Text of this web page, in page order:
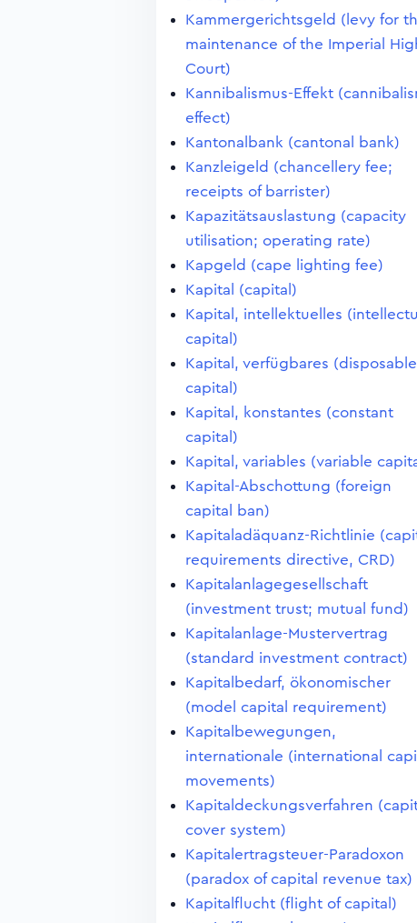
Kammergerichtsgeld (levy for
maintenance of the Imperial
Court)
Kannibalismus-Effekt
effect)
Kantonalbank (cantonal bank)
Kanzleigeld (chancellery fee;
receipts of barrister)
Kapazitätsauslastung (capacity
utilisation; operating rate)
Kapgeld (cape lighting fee)
Kapital (capital)
Kapital, intellektuelles
capital)
Kapital, verfügbares (disposable
capital)
Kapital, konstantes (constant
capital)
Kapital, variables (variable
Kapital-Abschottung (foreign
capital ban)
Kapitaladäquanz-Richtlinie
requirements directive, CRD)
Kapitalanlagegesellschaft
(investment trust; mutual fund)
Kapitalanlage-Mustervertrag
(standard investment contract)
Kapitalbedarf, ökonomischer
(model capital requirement)
Kapitalbewegungen,
internationale (international
movements)
Kapitaldeckungsverfahren
cover system)
Kapitalertragsteuer-Paradoxon
(paradox of capital revenue tax)
Kapitalflucht (flight of capital)